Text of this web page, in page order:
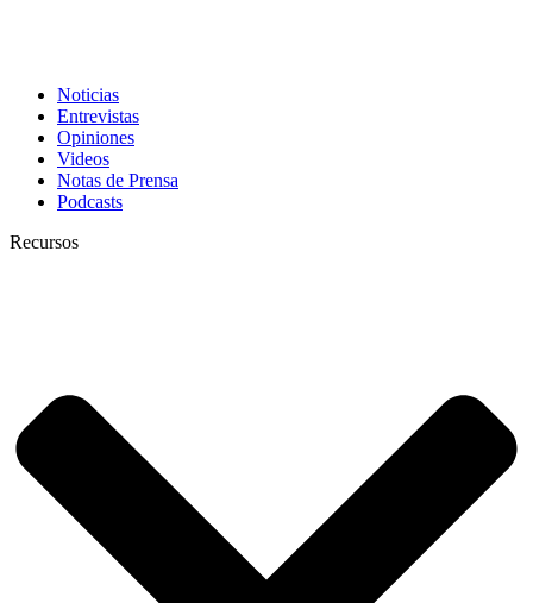
Noticias
Entrevistas
Opiniones
Videos
Notas de Prensa
Podcasts
Recursos